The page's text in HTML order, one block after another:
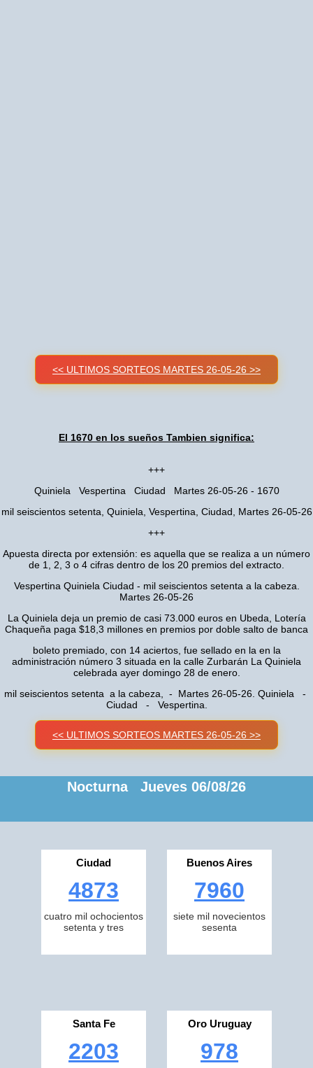
<< ULTIMOS SORTEOS MARTES 26-05-26 >>
El 1670 en los sueños Tambien significa:
+++
Quiniela Vespertina Ciudad Martes 26-05-26 - 1670
mil seiscientos setenta, Quiniela, Vespertina, Ciudad, Martes 26-05-26
+++
Apuesta directa por extensión: es aquella que se realiza a un número
de 1, 2, 3 o 4 cifras dentro de los 20 premios del extracto.
Vespertina Quiniela Ciudad - mil seiscientos setenta a la cabeza.
Martes 26-05-26
La Quiniela deja un premio de casi 73.000 euros en Ubeda, Lotería
Chaqueña paga $18,3 millones en premios por doble salto de banca
boleto premiado, con 14 aciertos, fue sellado en la en la
administración número 3 situada en la calle Zurbarán La Quiniela
celebrada ayer domingo 28 de enero.
mil seiscientos setenta a la cabeza, - Martes 26-05-26. Quiniela -
Ciudad - Vespertina.
<< ULTIMOS SORTEOS MARTES 26-05-26 >>
Nocturna Jueves 06/08/26
Ciudad
4873
cuatro mil ochocientos
setenta y tres
Buenos Aires
7960
siete mil novecientos
sesenta
Santa Fe
2203
Oro Uruguay
978